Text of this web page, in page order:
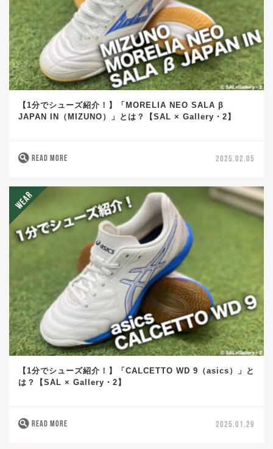
【1分でシューズ紹介！】「MORELIA NEO SALA β
JAPAN IN（MIZUNO）」とは？【SAL × Gallery・2】
READ MORE 2025.02.05
【1分でシューズ紹介！】「CALCETTO WD 9（asics）」と
は？【SAL × Gallery・2】
READ MORE 2025.01.29